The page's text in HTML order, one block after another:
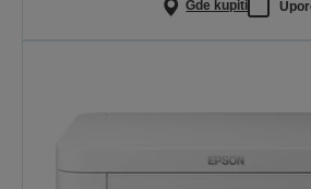
Gde kupiti